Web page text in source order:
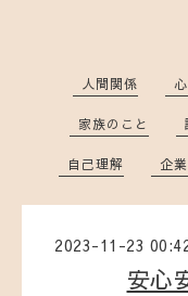
人間関係
家族のこと
自己理解 企
2023-11-23
安心